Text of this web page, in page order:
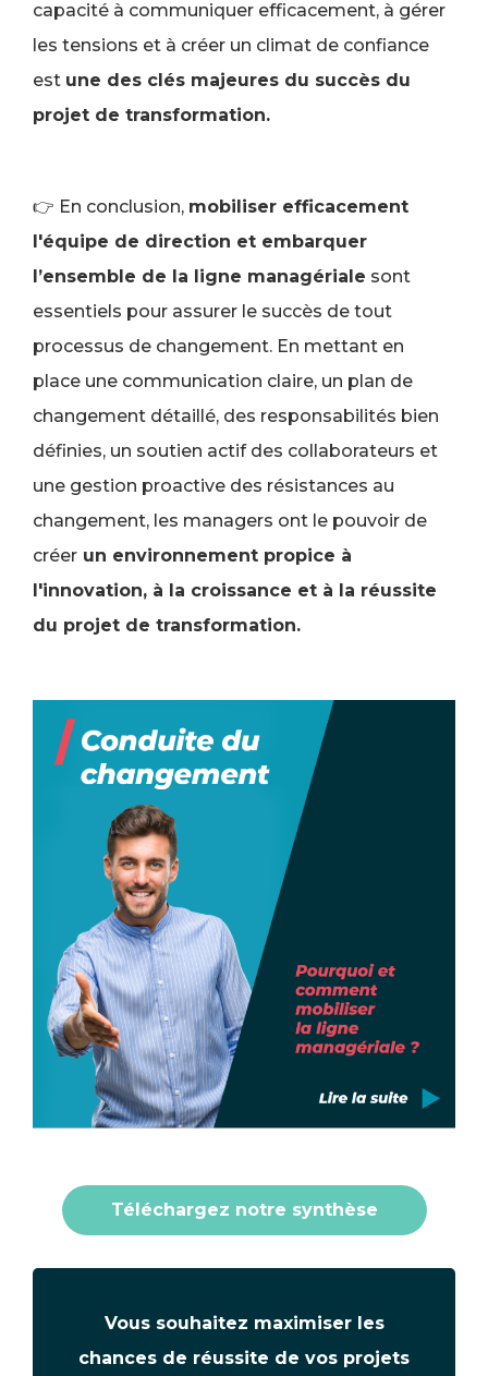
capacité à communiquer efficacement, à gérer
les tensions et à créer un climat de confiance
est une des clés majeures du succès du
projet de transformation.
👉 En conclusion, mobiliser efficacement
l'équipe de direction et embarquer
l’ensemble de la ligne managériale sont
essentiels pour assurer le succès de tout
processus de changement. En mettant en
place une communication claire, un plan de
changement détaillé, des responsabilités bien
définies, un soutien actif des collaborateurs et
une gestion proactive des résistances au
changement, les managers ont le pouvoir de
créer un environnement propice à
l'innovation, à la croissance et à la réussite
du projet de transformation.
Téléchargez notre synthèse
TexteVous souhaitez maximiser les
chances de réussite de vos projets